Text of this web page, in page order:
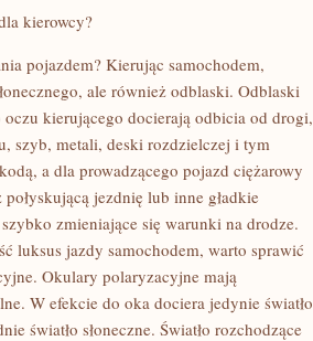
kierowcy?
pojazdem? Kierując samochodem,
ale również odblaski. Odblaski
oczu kierującego docierają odbicia od drogi,
szyb, metali, deski rozdzielczej i tym
a dla prowadzącego pojazd ciężarowy
jezdnię lub inne gładkie
zmieniające się warunki na drodze.
luksus jazdy samochodem, warto sprawić
Okulary polaryzacyjne mają
W efekcie do oka dociera jedynie światło
światło słoneczne. Światło rozchodzące